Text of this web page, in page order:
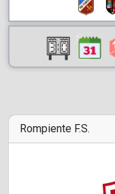
Rompiente F.S.